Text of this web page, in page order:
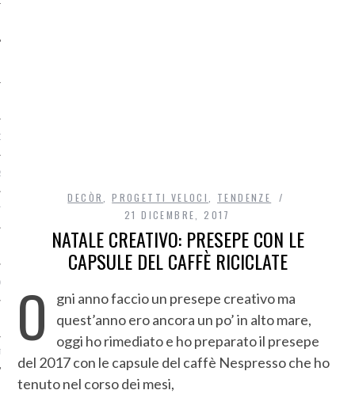
DI ACCESSO AI DATI
DECÒR ,PROGETTI VELOCI
TENDENZE
21 DICEMBRE, 2017
NATALE CREATIVO: PRESEPE CON LE
CAPSULE DEL CAFFÈ RICICLATE
O
gni anno faccio un presepe creativo ma
quest’anno ero ancora un po’ in alto mare,
oggi ho rimediato e ho preparato il presepe
del 2017 con le capsule del caffè Nespresso che ho
tenuto nel corso dei mesi,